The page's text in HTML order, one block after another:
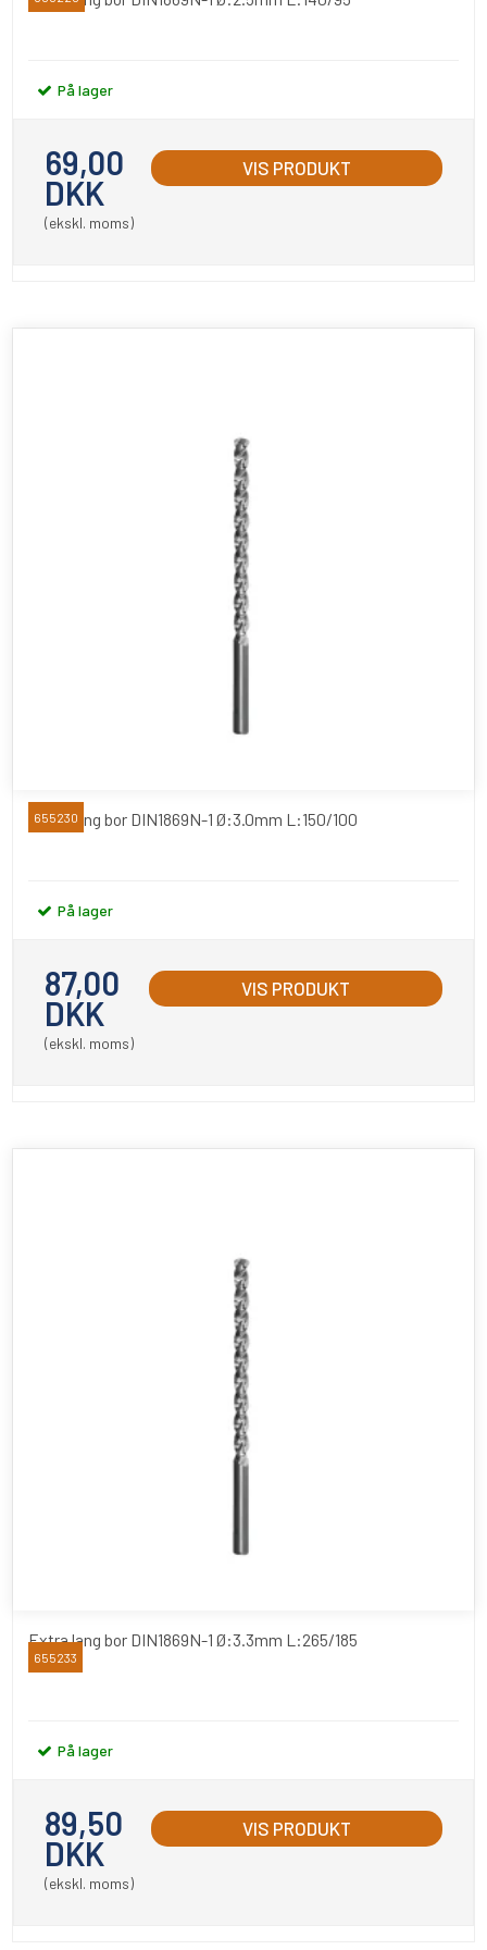
På lager
69,00
DKK
(ekskl. moms)
VIS PRODUKT
Extra lang bor DIN1869N-1 Ø:3.0mm L:150/100
655230
På lager
87,00
DKK
(ekskl. moms)
VIS PRODUKT
Extra lang bor DIN1869N-1 Ø:3.3mm L:265/185
RUKO
655233
På lager
89,50
DKK
(ekskl. moms)
VIS PRODUKT